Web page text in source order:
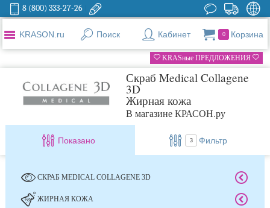
8 (800) 333-27-26
KRASON.ru Поиск Кабинет 0 Корзина
KRASные ПРЕДЛОЖЕНИЯ
Скраб Medical Collagene
3D
Жирная кожа
В магазине КРАСОН.ру
Показано 3 Фильтр
СКРАБ MEDICAL COLLAGENE 3D
ЖИРНАЯ КОЖА